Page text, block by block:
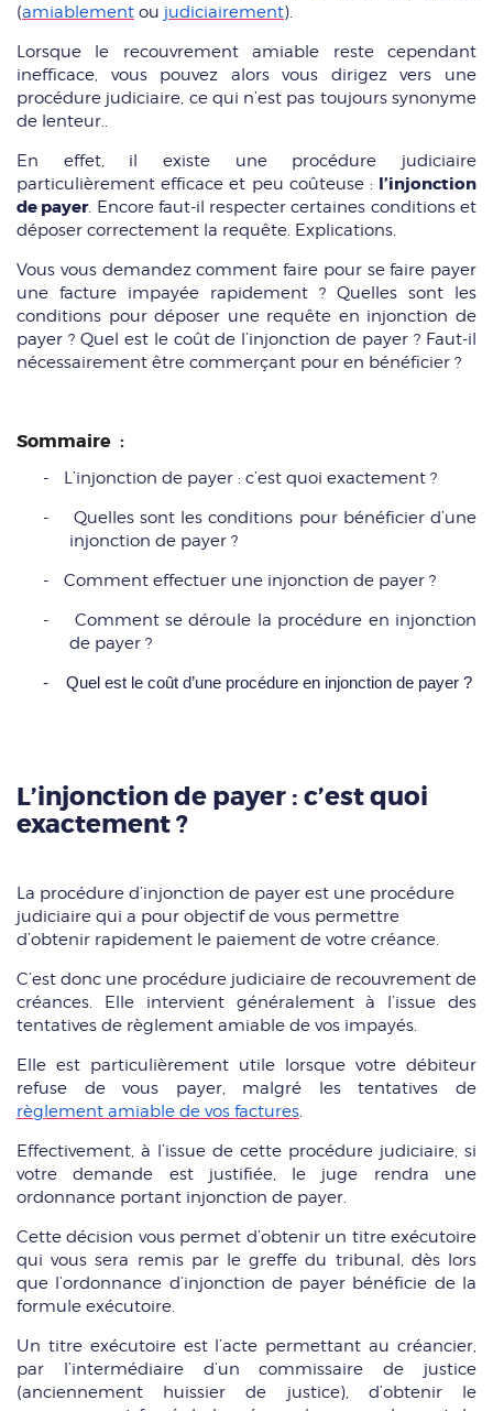
(amiablement ou judiciairement).
Lorsque le recouvrement amiable reste cependant
inefficace, vous pouvez alors vous dirigez vers une
procédure judiciaire, ce qui n’est pas toujours synonyme
de lenteur..
En effet, il existe une procédure judiciaire
particulièrement efficace et peu coûteuse : l’injonction
de payer. Encore faut-il respecter certaines conditions et
déposer correctement la requête. Explications.
Vous vous demandez comment faire pour se faire payer
une facture impayée rapidement ? Quelles sont les
conditions pour déposer une requête en injonction de
payer ? Quel est le coût de l’injonction de payer ? Faut-il
nécessairement être commerçant pour en bénéficier ?
Sommaire :
-
L’injonction de payer : c’est quoi exactement ?
-
Quelles sont les conditions pour bénéficier d’une
injonction de payer ?
-
Comment effectuer une injonction de payer ?
-
Comment se déroule la procédure en injonction
de payer ?
- Quel est le coût d’une procédure en injonction de payer ?
L’injonction de payer : c’est quoi
exactement ?
La procédure d’injonction de payer est une procédure
judiciaire qui a pour objectif de vous permettre
d’obtenir rapidement le paiement de votre créance.
C’est donc une procédure judiciaire de recouvrement de
créances. Elle intervient généralement à l’issue des
tentatives de règlement amiable de vos impayés.
Elle est particulièrement utile lorsque votre débiteur
refuse de vous payer, malgré les tentatives de
règlement amiable de vos factures.
Effectivement, à l’issue de cette procédure judiciaire, si
votre demande est justifiée, le juge rendra une
ordonnance portant injonction de payer.
Cette décision vous permet d’obtenir un titre exécutoire
qui vous sera remis par le greffe du tribunal, dès lors
que l’ordonnance d’injonction de payer bénéficie de la
formule exécutoire.
Un titre exécutoire est l’acte permettant au créancier,
par l’intermédiaire d’un commissaire de justice
(anciennement huissier de justice), d’obtenir le